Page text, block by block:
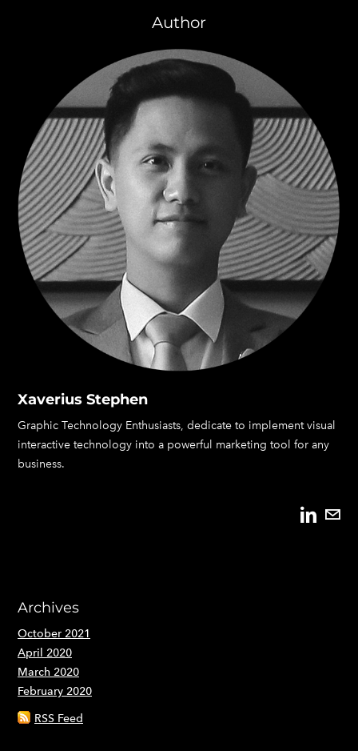
Author
Xaverius Stephen
Graphic Technology Enthusiasts, dedicate to implement visual
interactive technology into a powerful marketing tool for any
business.
Archives
October 2021
April 2020
March 2020
February 2020
RSS Feed